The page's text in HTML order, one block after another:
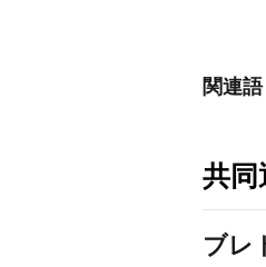
関連語
共同
ブレ